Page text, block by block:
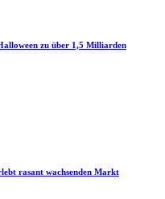
zu über 1,5 Milliarden
rasant wachsenden Markt